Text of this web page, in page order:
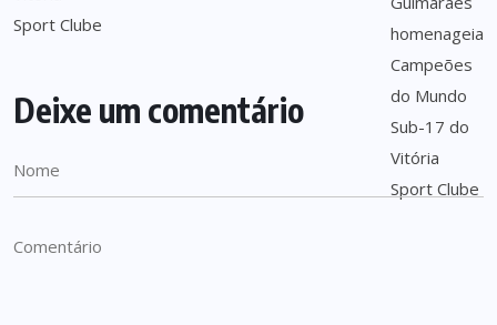
Deixe um comentário